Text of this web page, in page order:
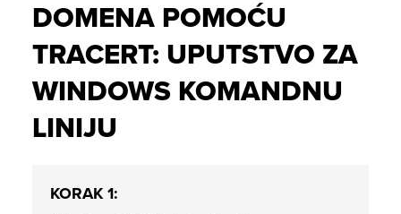
DOMENA POMOĆU
TRACERT: UPUTSTVO ZA
WINDOWS KOMANDNU
LINIJU
KORAK 1: